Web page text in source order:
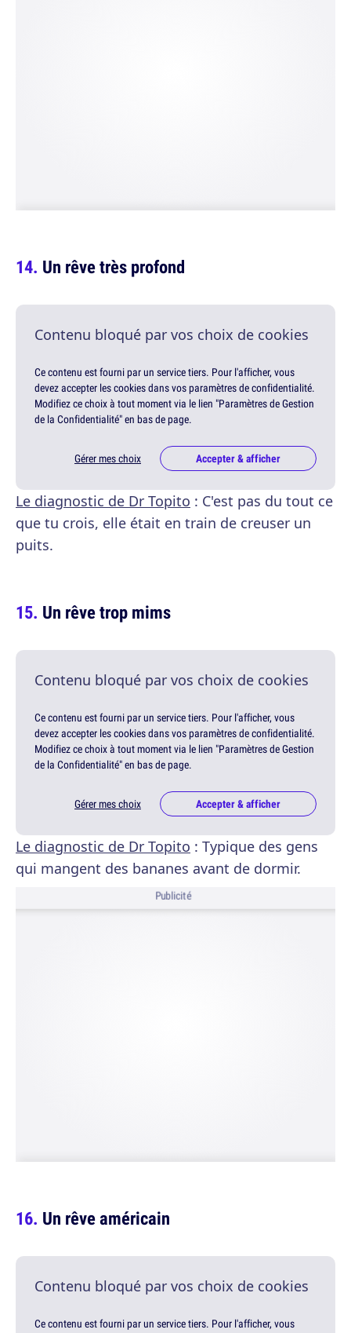
Un rêve très profond
Contenu bloqué par vos choix de cookies
Ce contenu est fourni par un service tiers. Pour l'afficher, vous
devez accepter les cookies dans vos paramètres de confidentialité.
Modifiez ce choix à tout moment via le lien "Paramètres de Gestion
de la Confidentialité" en bas de page.
Gérer mes choix Accepter & afficher
Le diagnostic de Dr Topito : C'est pas du tout ce
que tu crois, elle était en train de creuser un
puits.
Un rêve trop mims
Contenu bloqué par vos choix de cookies
Ce contenu est fourni par un service tiers. Pour l'afficher, vous
devez accepter les cookies dans vos paramètres de confidentialité.
Modifiez ce choix à tout moment via le lien "Paramètres de Gestion
de la Confidentialité" en bas de page.
Gérer mes choix Accepter & afficher
Le diagnostic de Dr Topito : Typique des gens
qui mangent des bananes avant de dormir.
Publicité
Un rêve américain
Contenu bloqué par vos choix de cookies
Ce contenu est fourni par un service tiers. Pour l'afficher, vous